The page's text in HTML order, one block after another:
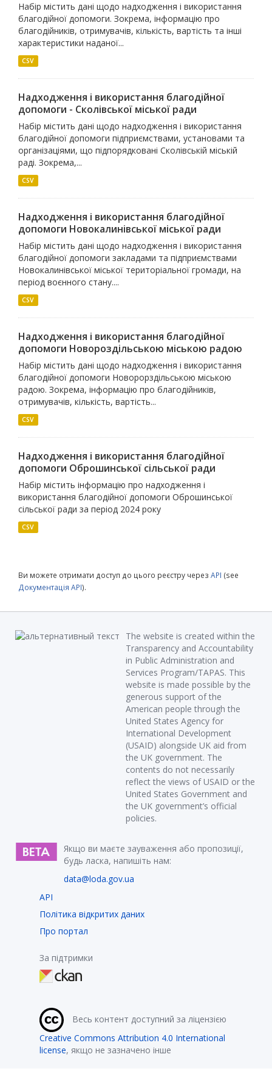
Набір містить дані щодо надходження і використання
благодійної допомоги. Зокрема, інформацію про
благодійників, отримувачів, кількість, вартість та інші
характеристики наданої...
CSV
Надходження і використання благодійної
допомоги - Сколівської міської ради
Набір містить дані щодо надходження і використання
благодійної допомоги підприємствами, установами та
організаціями, що підпорядковані Сколівській міській
раді. Зокрема,...
CSV
Надходження і використання благодійної
допомоги Новокалинівської міської ради
Набір містить дані щодо надходження і використання
благодійної допомоги закладами та підприємствами
Новокалинівської міської територіальної громади, на
період воєнного стану....
CSV
Надходження і використання благодійної
допомоги Новороздільською міською радою
Набір містить дані щодо надходження і використання
благодійної допомоги Новорорздільською міською
радою. Зокрема, інформацію про благодійників,
отримувачів, кількість, вартість...
CSV
Надходження і використання благодійної
допомоги Оброшинської сільської ради
Набір містить інформацію про надходження і
використання благодійної допомоги Оброшинської
сільської ради за період 2024 року
CSV
Ви можете отримати доступ до цього реєстру через API (see
Документація API).
The website is created within the
Transparency and Accountability
in Public Administration and
Services Program/TAPAS. This
website is made possible by the
generous support of the
American people through the
United States Agency for
International Development
(USAID) alongside UK aid from
the UK government. The
contents do not necessarily
reflect the views of USAID or the
United States Government and
the UK government’s official
policies.
Якщо ви маєте зауваження або пропозиції,
будь ласка, напишіть нам:
data@loda.gov.ua
API
Політика відкритих даних
Про портал
За підтримки
Весь контент доступний за ліцензією
Creative Commons Attribution 4.0 International
license, якщо не зазначено інше